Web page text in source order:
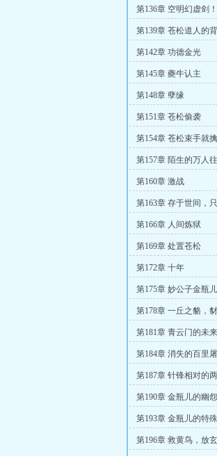
第136章 空明幻虚剑！
第139章 苍松道人的
第142章 功德金光
第145章 夔牛认主
第148章 孽缘
第151章 苍松偷袭
第154章 苍松束手就擒
第157章 陌生的万人往
第160章 激战
第163章 存于世间，
第166章 人间炼狱
第169章 处置苍松
第172章 十年
第175章 妙公子金瓶儿
第178章 一丘之貉，
第181章 青云门的未来
第184章 消失的百里
第187章 针锋相对的
第190章 金瓶儿的幽怨
第193章 金瓶儿的特
第196章 救黄鸟，放